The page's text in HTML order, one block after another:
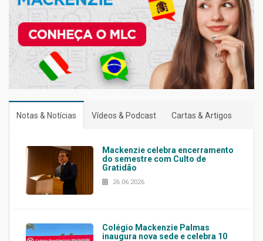
Notas & Notícias Vídeos & Podcast Cartas & Artigos
Mackenzie celebra encerramento
do semestre com Culto de
Gratidão
26.06.2026
Colégio Mackenzie Palmas
inaugura nova sede e celebra 10